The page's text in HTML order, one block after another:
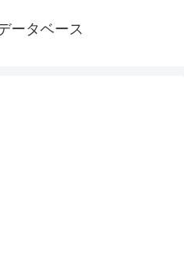
ータベース